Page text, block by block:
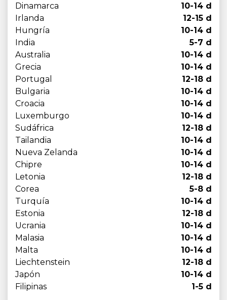
Dinamarca
10-14 d
Irlanda
12-15 d
Hungría
10-14 d
India
5-7 d
Australia
10-14 d
Grecia
10-14 d
Portugal
12-18 d
Bulgaria
10-14 d
Croacia
10-14 d
Luxemburgo
10-14 d
Sudáfrica
12-18 d
Tailandia
10-14 d
Nueva Zelanda
10-14 d
Chipre
10-14 d
Letonia
12-18 d
Corea
5-8 d
Turquía
10-14 d
Estonia
12-18 d
Ucrania
10-14 d
Malasia
10-14 d
Malta
10-14 d
Liechtenstein
12-18 d
Japón
10-14 d
Filipinas
1-5 d